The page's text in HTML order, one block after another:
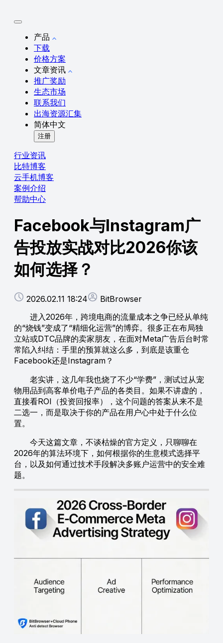
产品
下载
价格方案
文章资讯
推广奖励
生态市场
联系我们
出海资源汇集
简体中文
注册
行业资讯
比特博客
云手机博客
案例介绍
帮助中心
Facebook与Instagram广
告投放实战对比2026你该
如何选择？
2026.02.11 18:24
BitBrowser
进入2026年，跨境电商的流量成本之争已经从单纯
的“烧钱”变成了“精细化运营”的博弈。很多正在布局独
立站或DTC品牌的卖家朋友，在面对Meta广告后台时常
常陷入纠结：手里的预算就这么多，到底是该重仓
Facebook还是Instagram？
老实讲，这几年我也烧了不少“学费”，测试过从宠
物用品到高客单价电子产品的各类目。如果不讲虚的，
直接看ROI（投资回报率），这个问题的答案从来不是
二选一，而是取决于你的产品在用户心中处于什么位
置。
今天这篇文章，不谈枯燥的官方定义，只聊聊在
2026年的算法环境下，如何根据你的生意模式选择平
台，以及如何通过技术手段解决多账户运营中的安全难
题。